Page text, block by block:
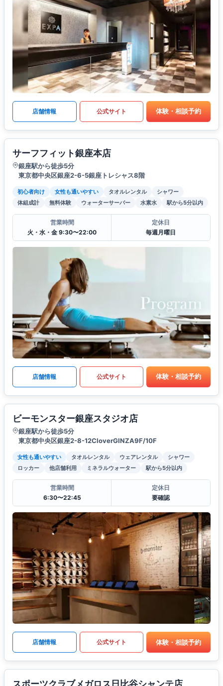
店舗情報 公式サイト 体験・相談予約
サーフフィット銀座本店
銀座駅から徒歩5分
東京都中央区銀座2-6-5銀座トレシャス8階
初心者向け 女性も通いやすい タオルレンタル
シャワー
体組成計
無料体験 ウォーターサーバー 水素水 駅から5分以内
営業時間
火・水・金 9:30〜22:00
定休日
毎週月曜日
店舗情報 公式サイト 体験・相談予約
ビーモンスター銀座スタジオ店
銀座駅から徒歩5分
東京都中央区銀座2-8-12CloverGINZA9F/10F
女性も通いやすい タオルレンタル ウェアレンタル
シャワー
ロッカー
他店舗利用 ミネラルウォーター 駅から5分以内
営業時間
6:30〜22:45
定休日
要確認
店舗情報 公式サイト 体験・相談予約